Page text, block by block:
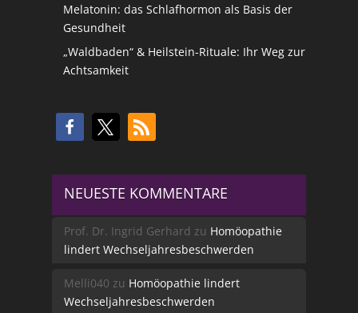
Melatonin: das Schlafhormon als Basis der
Gesundheit
„Waldbaden“ & Heilstein-Rituale: Ihr Weg zur
Achtsamkeit
NEUESTE KOMMENTARE
Prof. Dr. Ingrid Gerhard zu Homöopathie
lindert Wechseljahresbeschwerden
Melli040 zu Homöopathie lindert
Wechseljahresbeschwerden